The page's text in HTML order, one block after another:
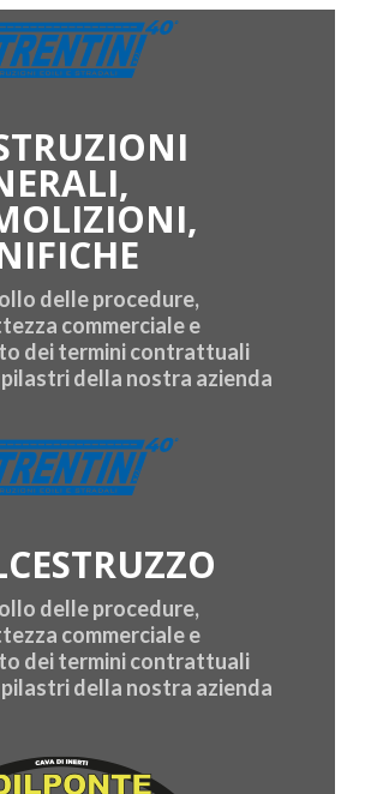
delle procedure,
commerciale e
dei termini contrattuali
pilastri della nostra azienda
delle procedure,
commerciale e
dei termini contrattuali
pilastri della nostra azienda